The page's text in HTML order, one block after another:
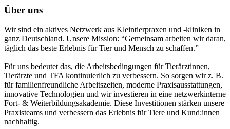
Über uns
Wir sind ein aktives Netzwerk aus Kleintierpraxen und -kliniken in
ganz Deutschland. Unsere Mission: “Gemeinsam arbeiten wir daran,
täglich das beste Erlebnis für Tier und Mensch zu schaffen.”
Für uns bedeutet das, die Arbeitsbedingungen für Tierärztinnen,
Tierärzte und TFA kontinuierlich zu verbessern. So sorgen wir z. B.
für familienfreundliche Arbeitszeiten, moderne Praxisausstattungen,
innovative Technologien und wir investieren in eine netzwerkinterne
Fort- & Weiterbildungsakademie. Diese Investitionen stärken unsere
Praxisteams und verbessern das Erlebnis für Tiere und Kund:innen
nachhaltig.